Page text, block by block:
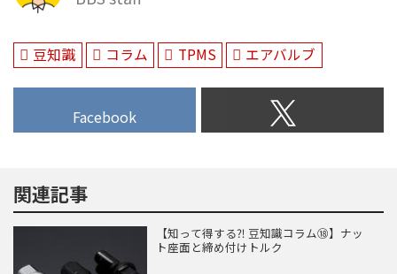
豆知識 コラム TPMS エアバルブ
Facebook
関連記事
【知って得する⁈ 豆知識コラム⑱】ナッ
ト座面と締め付けトルク